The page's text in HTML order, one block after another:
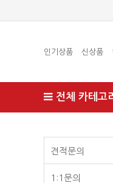
인기상품 신상품
전체 카테고
견적문의
1:1문의